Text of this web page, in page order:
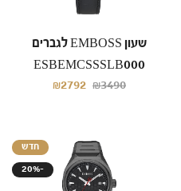
שעון EMBOSS לגברים
ESBEMCSSSLB000
₪2792 ₪3490
חדש
20%-